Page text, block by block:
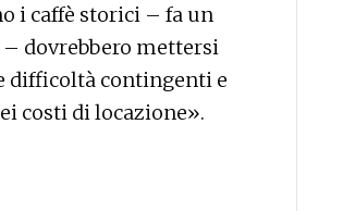
i caffè storici – fa un
dovrebbero mettersi
difficoltà contingenti e
costi di locazione».